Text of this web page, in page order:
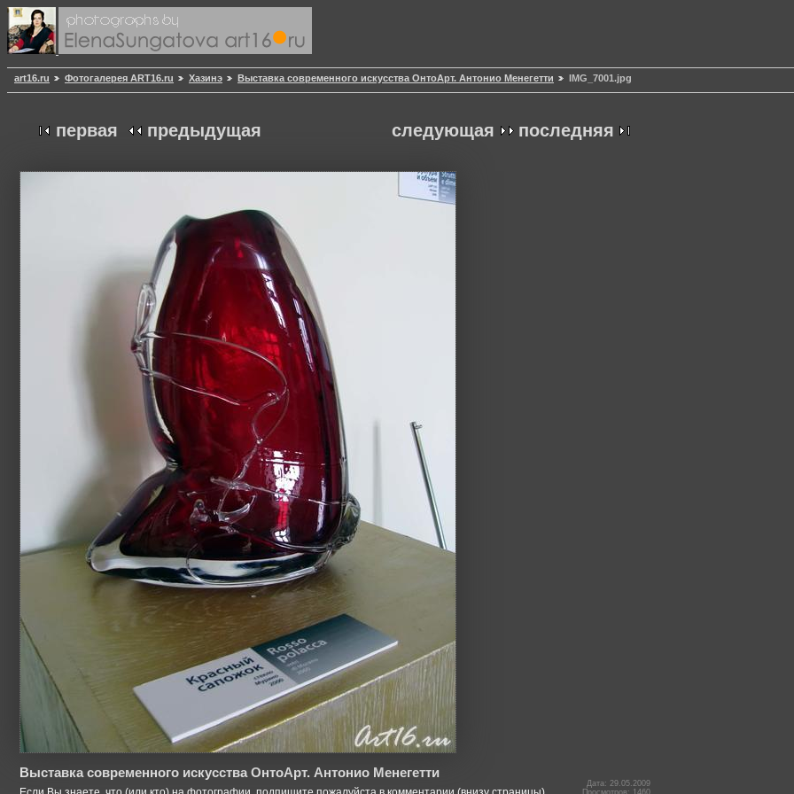
art16.ru Фотогалерея ART16.ru Хазинэ Выставка современного искусства ОнтоАрт. Антонио Менегетти IMG_7001.jpg
следующая последняя
первая предыдущая
Выставка современного искусства ОнтоАрт. Антонио Менегетти
Дата: 29.05.2009